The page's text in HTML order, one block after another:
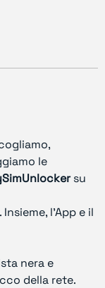
le
su
Insieme, l’App e il
nera e
della rete.